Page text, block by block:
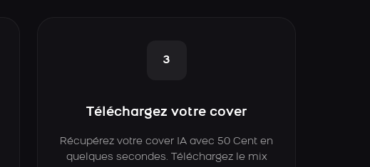
3
Téléchargez votre cover
Récupérez votre cover IA avec 50 Cent en
quelques secondes. Téléchargez le mix